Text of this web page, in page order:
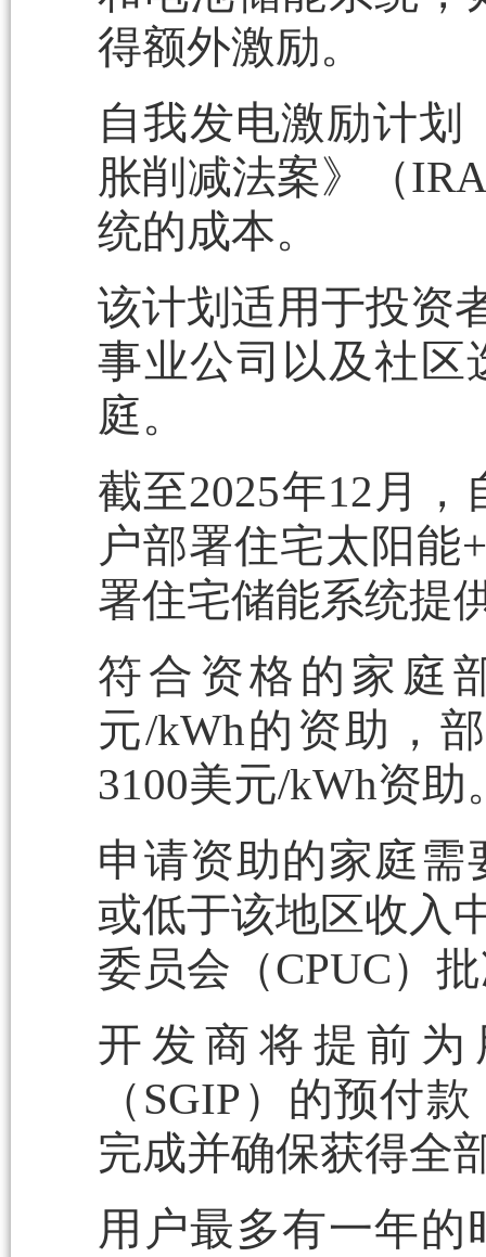
得额外激励。
自我发电激励计划
胀削减法案》（
统的成本。
该计划适用于投资
事业公司以及社区
庭。
截至2025年12月
户部署住宅太阳能
署住宅储能系统提
符合资格的家庭
元/kWh的资助，
3100美元/kWh资助
申请资助的家庭
或低于该地区收入
委员会（CPUC）
开发商将提前为
（SGIP）的预付
完成并确保获得全
用户最多有一年